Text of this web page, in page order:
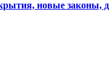
новые законы,